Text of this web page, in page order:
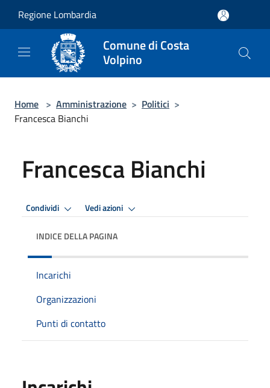
Regione Lombardia
Comune di Costa
Volpino
Home > Amministrazione > Politici >
Francesca Bianchi
Francesca Bianchi
Condividi Vedi azioni
INDICE DELLA PAGINA
Incarichi
Organizzazioni
Punti di contatto